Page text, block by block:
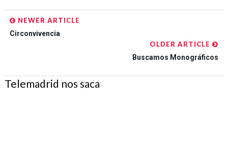
NEWER ARTICLE
Circonvivencia
OLDER ARTICLE
Buscamos Monográficos
Telemadrid nos saca